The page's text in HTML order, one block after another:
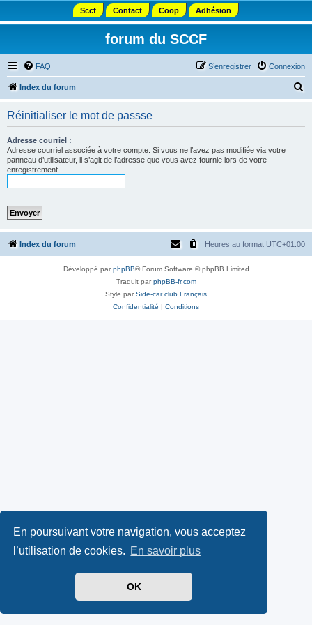
En poursuivant votre navigation, vous acceptez
l’utilisation de cookies. En savoir plus
OK
Sccf Contact Coop Adhésion
forum du SCCF
FAQ Connexion
S’enregistrer
Index du forum
Réinitialiser le mot de passse
Adresse courriel :
Adresse courriel associée à votre compte. Si vous ne l’avez pas modifiée via votre
panneau d’utilisateur, il s’agit de l’adresse que vous avez fournie lors de votre
enregistrement.
Index du forum Heures au format UTC+01:00
Développé parphpBB® Forum Software © phpBB Limited
Traduit parphpBB-fr.com
Style parSide-car club Français
Confidentialité | Conditions